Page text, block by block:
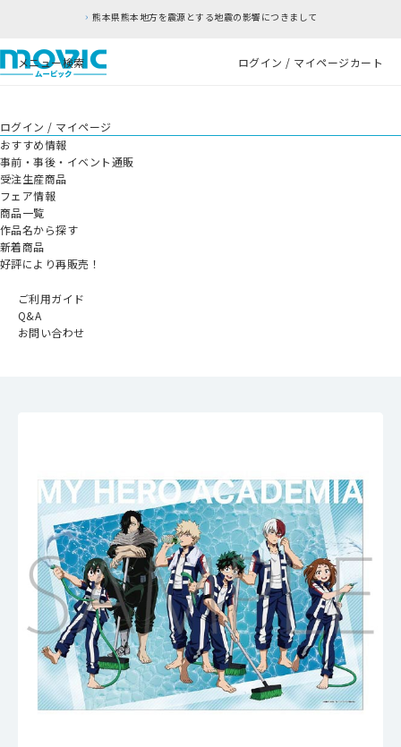
熊本県熊本地方を震源とする地震の影響につきまして
メニュー検索 ログイン / マイページカート
ログイン / マイページ
おすすめ情報
事前・事後・イベント通販
受注生産商品
フェア情報
商品一覧
作品名から探す
新着商品
好評により再販売！
ご利用ガイド
Q&A
お問い合わせ